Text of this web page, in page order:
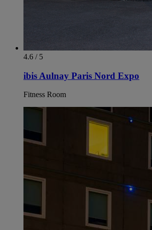
4.6 / 5
ibis Aulnay Paris Nord Expo
Fitness Room